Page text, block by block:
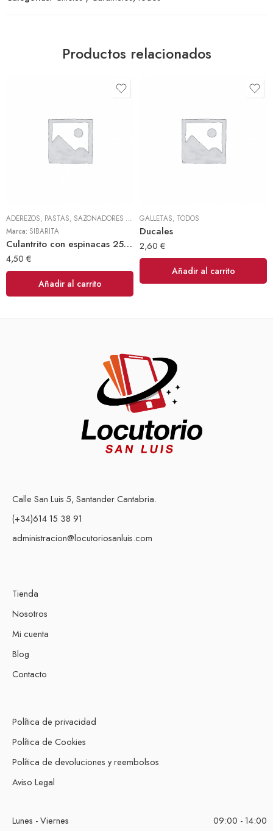
Productos relacionados
ADEREZOS, PASTAS, SAZONADORES Y CONDIMENTOS ,TODOS
Marca: SIBARITA
Culantrito con espinacas 250gr Doy Pack (Sibarita)
4,50 €
Añadir al carrito
GALLETAS, TODOS
Ducales
2,60 €
Añadir al carrito
Calle San Luis 5, Santander Cantabria.
(+34)614 15 38 91
administracion@locutoriosanluis.com
Tienda
Nosotros
Mi cuenta
Blog
Contacto
Política de privacidad
Política de Cookies
Política de devoluciones y reembolsos
Aviso Legal
Lunes - Viernes
09:00 - 14:00